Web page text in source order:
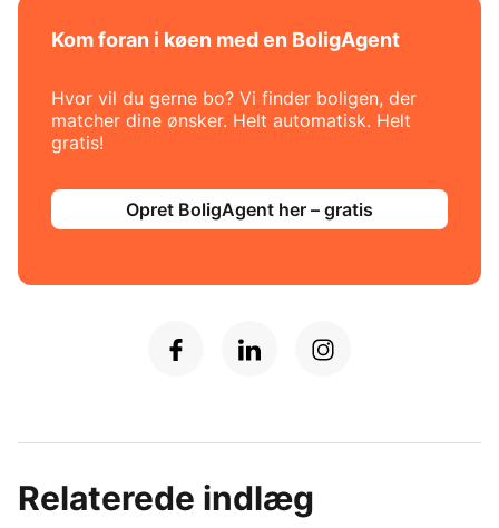
Kom foran i køen med en BoligAgent
Hvor vil du gerne bo? Vi finder boligen, der
matcher dine ønsker. Helt automatisk. Helt
gratis!
Opret BoligAgent her – gratis
Relaterede indlæg